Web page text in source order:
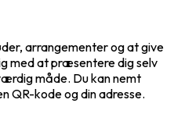
arrangementer og at give
med at præsentere dig selv
måde. Du kan nemt
QR-kode og din adresse.